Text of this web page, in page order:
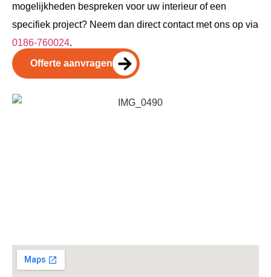
mogelijkheden bespreken voor uw interieur of een
specifiek project? Neem dan direct contact met ons op via
0186-760024.
Offerte aanvragen